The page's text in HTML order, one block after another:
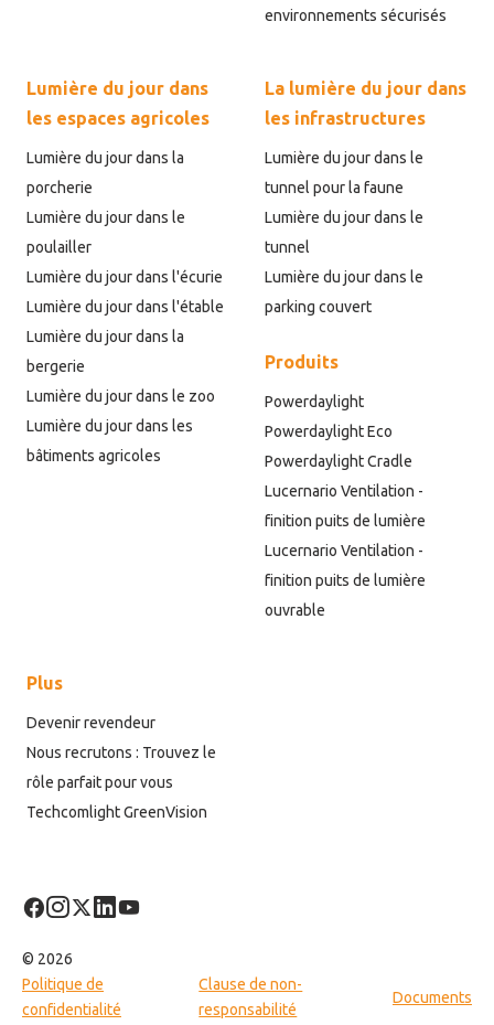
environnements sécurisés
Lumière du jour dans
les espaces agricoles
Lumière du jour dans la
porcherie
Lumière du jour dans le
poulailler
Lumière du jour dans l'écurie
Lumière du jour dans l'étable
Lumière du jour dans la
bergerie
Lumière du jour dans le zoo
Lumière du jour dans les
bâtiments agricoles
La lumière du jour dans
les infrastructures
Lumière du jour dans le
tunnel pour la faune
Lumière du jour dans le
tunnel
Lumière du jour dans le
parking couvert
Produits
Powerdaylight
Powerdaylight Eco
Powerdaylight Cradle
Lucernario Ventilation -
finition puits de lumière
Lucernario Ventilation -
finition puits de lumière
ouvrable
Plus
Devenir revendeur
Nous recrutons : Trouvez le
rôle parfait pour vous
Techcomlight GreenVision
© 2026
Politique de
confidentialité
Clause de non-
responsabilité
Documents